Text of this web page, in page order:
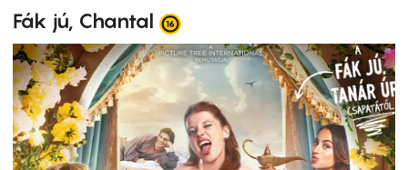
Fák jú, Chantal